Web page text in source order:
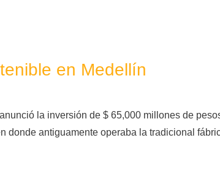
en Medellín
la inversión de $ 65,000 millones de
donde antiguamente operaba la tradicional